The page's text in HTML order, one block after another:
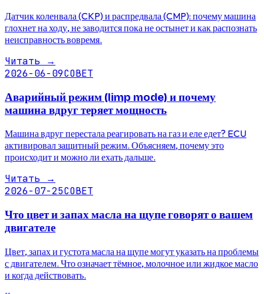
Датчик коленвала (CKP) и распредвала (CMP): почему машина
глохнет на ходу, не заводится пока не остынет и как распознать
неисправность вовремя.
Читать →
2026-06-09СОВЕТ
Аварийный режим (limp mode) и почему
машина вдруг теряет мощность
Машина вдруг перестала реагировать на газ и еле едет? ECU
активировал защитный режим. Объясняем, почему это
происходит и можно ли ехать дальше.
Читать →
2026-07-25СОВЕТ
Что цвет и запах масла на щупе говорят о вашем
двигателе
Цвет, запах и густота масла на щупе могут указать на проблемы
с двигателем. Что означает тёмное, молочное или жидкое масло
и когда действовать.